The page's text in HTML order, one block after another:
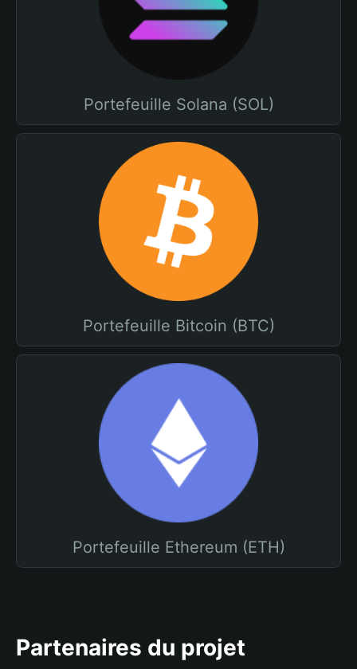
Portefeuille Solana (SOL)
Portefeuille Bitcoin (BTC)
Portefeuille Ethereum (ETH)
Partenaires du projet